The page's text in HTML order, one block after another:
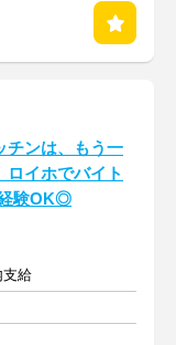
チンは、もう一
ロイホでバイト
験OK◎
支給